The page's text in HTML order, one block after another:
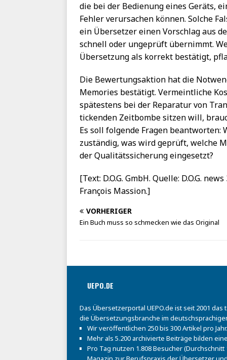
die bei der Bedienung eines Geräts,
Fehler verursachen können. Solche
ein Übersetzer einen Vorschlag aus
schnell oder ungeprüft übernimmt.
Übersetzung als korrekt bestätigt,
Die Bewertungsaktion hat die
Memories bestätigt. Vermeintliche
spätestens bei der Reparatur von
tickenden Zeitbombe sitzen will,
Es soll folgende Fragen
zuständig, was wird geprüft, welche
der Qualitätssicherung eingesetzt?
[Text: D.O.G. GmbH. Quelle: D.O.G.
François Massion.]
VORHERIGER
Ein Buch muss so schmecken wie das Original
UEPO.DE
Das Übersetzerportal UEPO.de ist seit 2001
die Übersetzungsbranche im
Wir veröffentlichen 250 bis 300 Artikel pro Jahr.
Mehr als 5.200 archivierte Beiträge bilden
Pro Tag nutzen 1.808 Besucher